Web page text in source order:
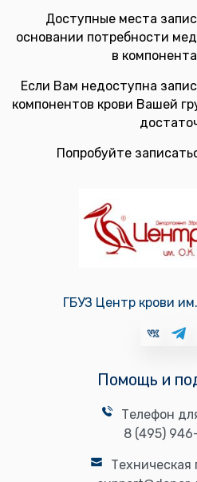
Доступные места
основании потребности
в
Если Вам недоступна
компонентов крови Вашей
Попробуйте
ГБУЗ Центр крови
Помощь и
Телефон
8 (495)